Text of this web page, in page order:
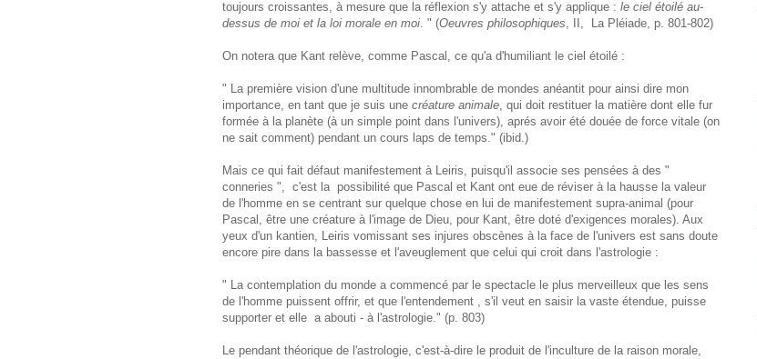
toujours croissantes, à mesure que la réflexion s'y attache et s'y applique : le ciel étoilé au-
dessus de moi et la loi morale en moi. " (Oeuvres philosophiques, II, La Pléiade, p. 801-802)
On notera que Kant relève, comme Pascal, ce qu'a d'humiliant le ciel étoilé :
" La première vision d'une multitude innombrable de mondes anéantit pour ainsi dire mon
importance, en tant que je suis une créature animale, qui doit restituer la matière dont elle fur
formée à la planète (à un simple point dans l'univers), aprés avoir été douée de force vitale (on
ne sait comment) pendant un cours laps de temps." (ibid.)
Mais ce qui fait défaut manifestement à Leiris, puisqu'il associe ses pensées à des "
conneries ", c'est la possibilité que Pascal et Kant ont eue de réviser à la hausse la valeur
de l'homme en se centrant sur quelque chose en lui de manifestement supra-animal (pour
Pascal, être une créature à l'image de Dieu, pour Kant, être doté d'exigences morales). Aux
yeux d'un kantien, Leiris vomissant ses injures obscènes à la face de l'univers est sans doute
encore pire dans la bassesse et l'aveuglement que celui qui croit dans l'astrologie :
" La contemplation du monde a commencé par le spectacle le plus merveilleux que les sens
de l'homme puissent offrir, et que l'entendement , s'il veut en saisir la vaste étendue, puisse
supporter et elle a abouti - à l'astrologie." (p. 803)
Le pendant théorique de l'astrologie, c'est-à-dire le produit de l'inculture de la raison morale,